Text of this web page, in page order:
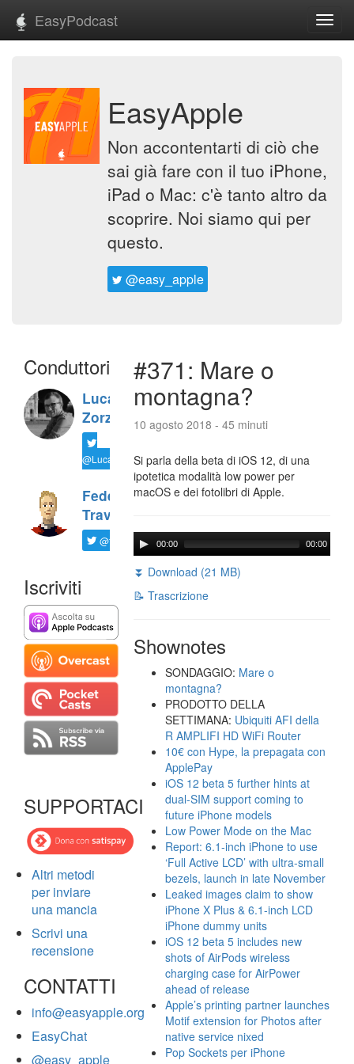
EasyPodcast
EasyApple
Non accontentarti di ciò che
sai già fare con il tuo iPhone,
iPad o Mac: c'è tanto altro da
scoprire. Noi siamo qui per
questo.
@easy_apple
Conduttori
Luca
Zorzi
@LucaTNT
Federico
Travaini
@ftrava
Iscriviti
SUPPORTACI
Altri metodi
per inviare
una mancia
Scrivi una
recensione
CONTATTI
info@easyapple.org
EasyChat
@easy_apple
#371: Mare o
montagna?
10 agosto 2018 - 45 minuti
Si parla della beta di iOS 12, di una
ipotetica modalità low power per
macOS e dei fotolibri di Apple.
00:00 00:00
⏬ Download (21 MB)
📝 Trascrizione
Shownotes
SONDAGGIO: Mare o
montagna?
PRODOTTO DELLA
SETTIMANA: Ubiquiti AFI della
R AMPLIFI HD WiFi Router
10€ con Hype, la prepagata con
ApplePay
iOS 12 beta 5 further hints at
dual-SIM support coming to
future iPhone models
Low Power Mode on the Mac
Report: 6.1-inch iPhone to use
‘Full Active LCD’ with ultra-small
bezels, launch in late November
Leaked images claim to show
iPhone X Plus & 6.1-inch LCD
iPhone dummy units
iOS 12 beta 5 includes new
shots of AirPods wireless
charging case for AirPower
ahead of release
Apple’s printing partner launches
Motif extension for Photos after
native service nixed
Pop Sockets per iPhone